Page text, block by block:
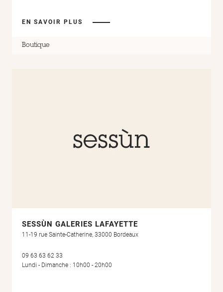
EN SAVOIR PLUS
Boutique
SESSÙN GALERIES LAFAYETTE
11-19 rue Sainte-Catherine, 33000 Bordeaux
09 63 63 62 33
Lundi - Dimanche : 10h00 - 20h00